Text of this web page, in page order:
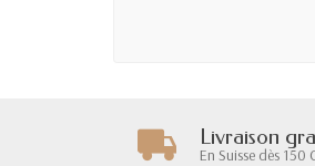
Livraison
En Suisse dès 150